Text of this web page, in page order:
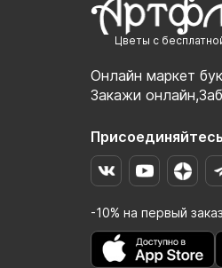
Цветы с
Онлайн маркет
Закажи
Присоединяйтесь
-10% на первый